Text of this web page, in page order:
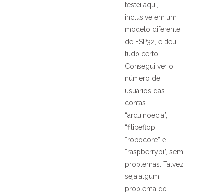
testei aqui,
inclusive em um
modelo diferente
de ESP32, e deu
tudo certo.
Consegui ver o
número de
usuários das
contas
“arduinoecia”,
“filipeflop”,
“robocore” e
“raspberrypi”, sem
problemas. Talvez
seja algum
problema de